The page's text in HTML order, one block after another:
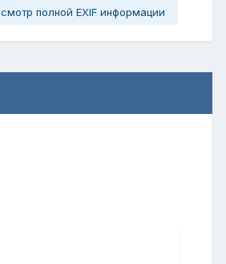
полной EXIF информации